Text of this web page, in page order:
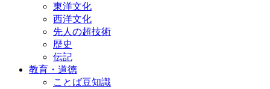
東洋文化
西洋文化
先人の超技術
歴史
伝記
教育・道徳
ことば豆知識